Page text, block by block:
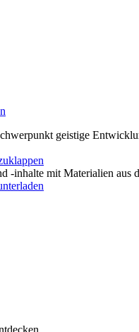
geistige
-inhalte mit Materialien aus